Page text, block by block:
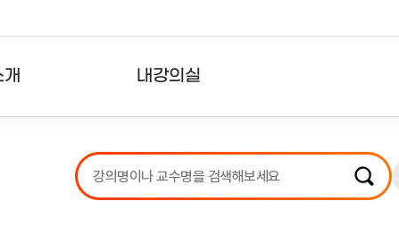
내강의실
강의리스트
수강확인증강의